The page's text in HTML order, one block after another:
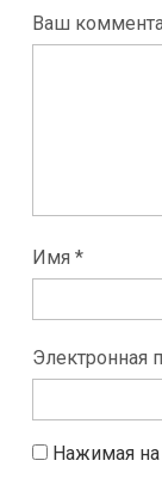
Ваш
Имя *
Электронная
Нажимая